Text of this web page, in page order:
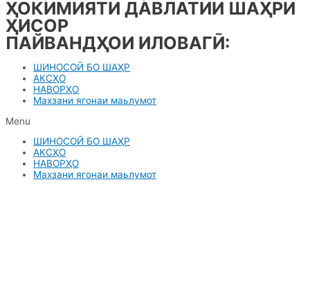
ҲОКИМИЯТИ ДАВЛАТИИ ШАҲРИ
ҲИСОР
ПАЙВАНДҲОИ ИЛОВАГӢ:
ШИНОСОӢ БО ШАҲР
АКСҲО
НАВОРҲО
Махзани ягонаи маьлумот
Menu
ШИНОСОӢ БО ШАҲР
АКСҲО
НАВОРҲО
Махзани ягонаи маьлумот